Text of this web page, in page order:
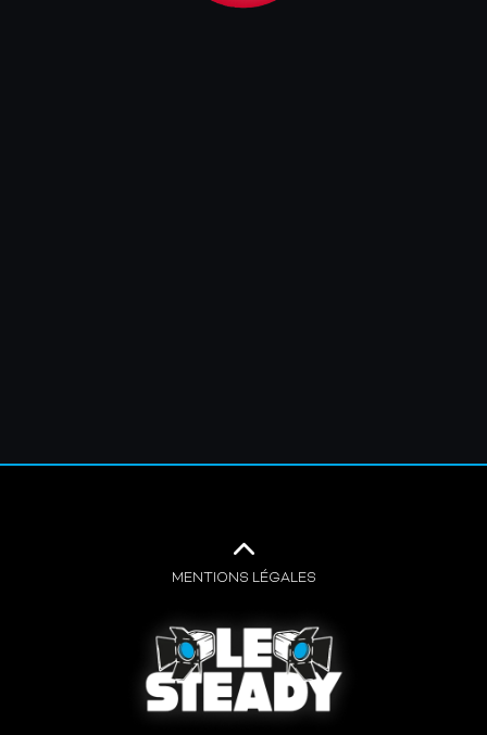
MENTIONS LÉGALES